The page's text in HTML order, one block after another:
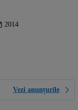
2014
Vezi anunțurile